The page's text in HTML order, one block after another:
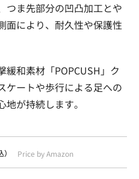
つま先部分の凹凸加工とや
面により、耐久性や保護性
緩和素材「POPCUSH」ク
ケートや歩行による足への
が持続します。
） Price by Amazon